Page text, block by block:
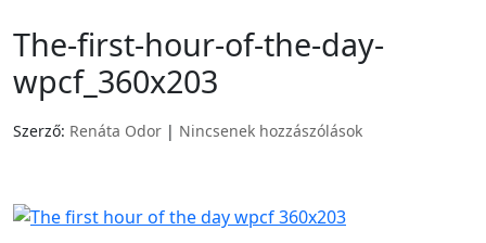
The-first-hour-of-the-day-
wpcf_360x203
Szerző: Renáta Odor | Nincsenek hozzászólások